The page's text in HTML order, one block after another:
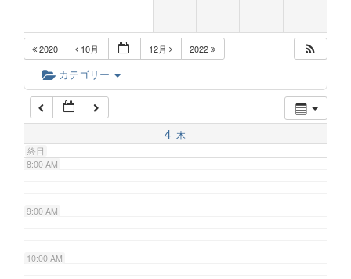
2020 10月 12月 2022
カテゴリー
4 木
終日
6:00 AM
7:00 AM
8:00 AM
9:00 AM
10:00 AM